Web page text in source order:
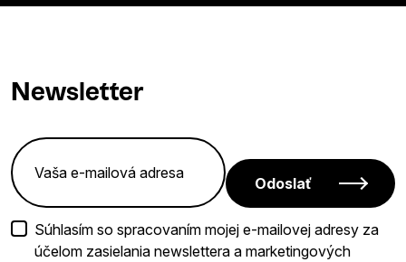
Newsletter
Odoslať
Súhlasím so spracovaním mojej e-mailovej adresy za
účelom zasielania newslettera a marketingových